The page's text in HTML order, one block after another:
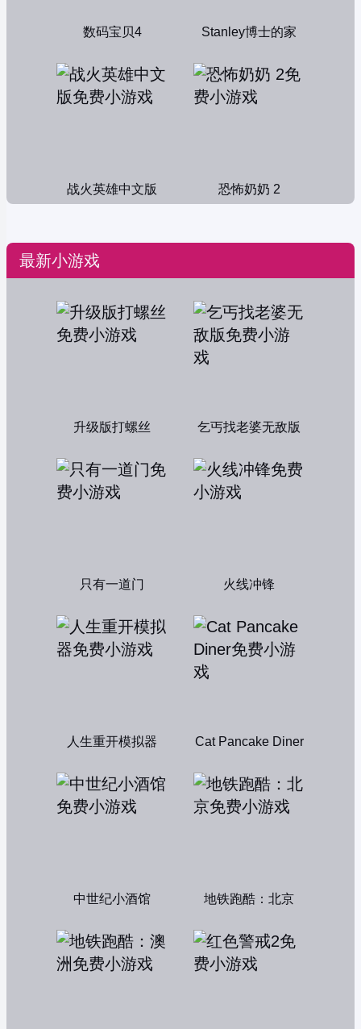
数码宝贝4 Stanley博士的家
战火英雄中文版 恐怖奶奶 2
最新小游戏
升级版打螺丝 乞丐找老婆无敌版
只有一道门 火线冲锋
人生重开模拟器 Cat Pancake Diner
中世纪小酒馆 地铁跑酷：北京